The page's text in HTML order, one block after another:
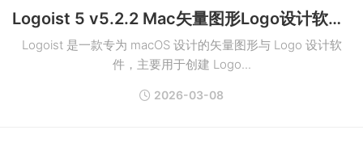
Logoist 5 v5.2.2 Mac矢量图形Logo设计软件破解版
Logoist 是一款专为 macOS 设计的矢量图形与 Logo 设计软
件，主要用于创建 Logo...
2026-03-08